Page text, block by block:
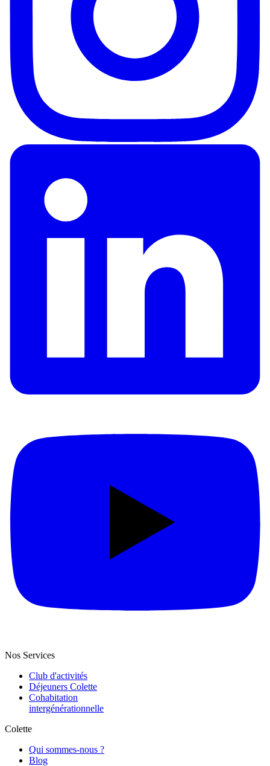
Nos Services
Club d'activités
Déjeuners Colette
Cohabitation
intergénération­nelle
Colette
Qui sommes-nous ?
Blog